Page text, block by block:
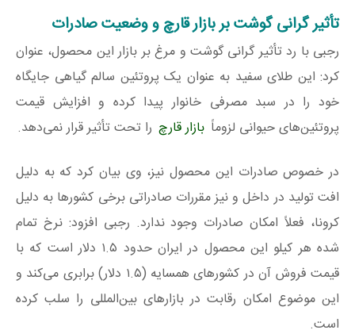
تأثیر گرانی گوشت بر بازار قارچ و وضعیت صادرات
رجبی با رد تأثیر گرانی گوشت و مرغ بر بازار این محصول، عنوان
کرد: این طلای سفید به عنوان یک پروتئین سالم گیاهی جایگاه
خود را در سبد مصرفی خانوار پیدا کرده و افزایش قیمت
پروتئین‌های حیوانی لزوماً بازار قارچ را تحت تأثیر قرار نمی‌دهد.
در خصوص صادرات این محصول نیز، وی بیان کرد که به دلیل
افت تولید در داخل و نیز مقررات صادراتی برخی کشورها به دلیل
کرونا، فعلاً امکان صادرات وجود ندارد. رجبی افزود: نرخ تمام
شده هر کیلو این محصول در ایران حدود ۱.۵ دلار است که با
قیمت فروش آن در کشورهای همسایه (۱.۵ دلار) برابری می‌کند و
این موضوع امکان رقابت در بازارهای بین‌المللی را سلب کرده
است.